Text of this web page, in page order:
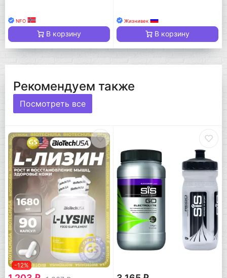
NFO
В корзину
Жизнивек
В корзину
Рекомендуем также
Посмотреть все
-12%